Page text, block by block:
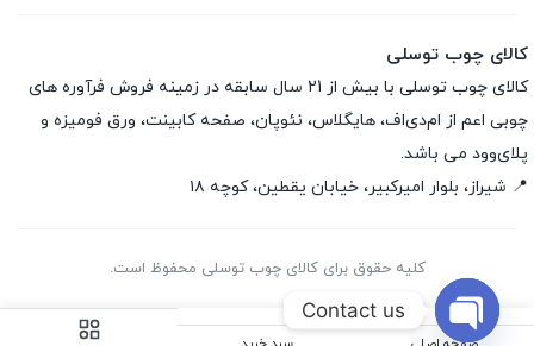
کالای چوب توسلی
کالای چوب توسلی با بیش از 21 سال سابقه در زمینه فروش فرآوره های
چوبی اعم از ام‌دی‌اف، هایگلاس، نئوپان، صفحه کابینت، ورق فومیزه و
پلای‌وود می باشد.
📍 شیراز، بلوار امیرکبیر، خیابان یقطین، کوچه ۱۸
کلیه حقوق برای کالای چوب توسلی محفوظ است.
Contact us